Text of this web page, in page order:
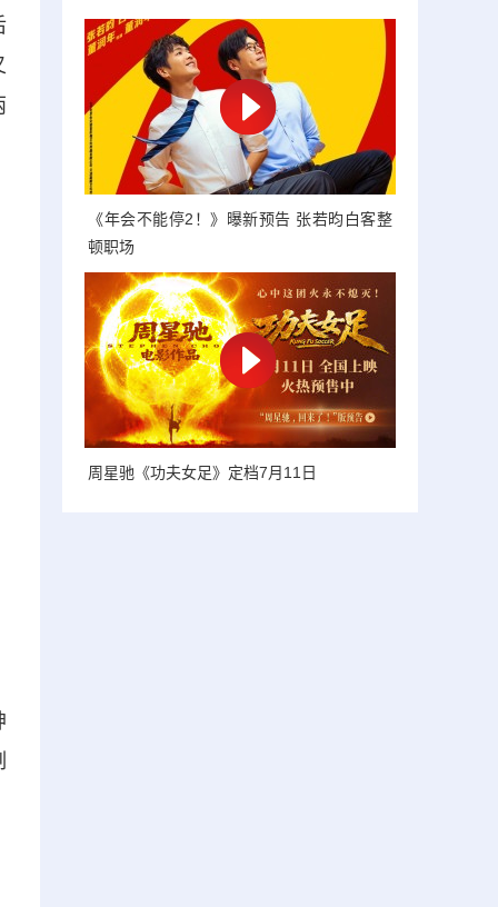
《年会不能停2！》曝新预告 张若昀白客整
顿职场
周星驰《功夫女足》定档7月11日